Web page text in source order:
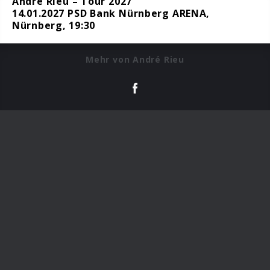
14.01.2027 PSD Bank Nürnberg ARENA,
Nürnberg, 19:30
Mehr von André Rieu